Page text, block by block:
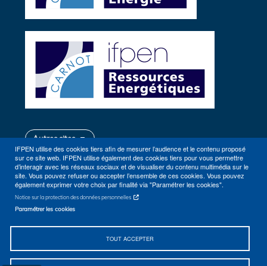
IFPEN utilise des cookies tiers afin de mesurer l’audience et le contenu proposé
sur ce site web. IFPEN utilise également des cookies tiers pour vous permettre
d’interagir avec les réseaux sociaux et de visualiser du contenu multimédia sur le
site. Vous pouvez refuser ou accepter l’ensemble de ces cookies. Vous pouvez
également exprimer votre choix par finalité via "Paramétrer les cookies".
Notice sur la protection des données personnelles
Paramétrer les cookies
TOUT ACCEPTER
Autres sites
Plan du site Contact
Se rendre à IFPEN (Rueil-Malmaison, Lyon) Accessibilité